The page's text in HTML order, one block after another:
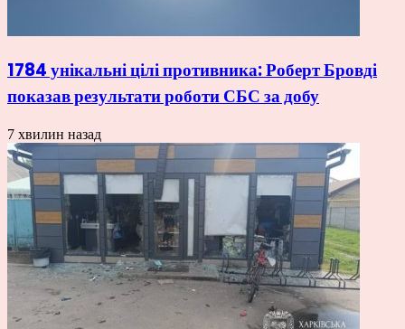
1784 унікальні цілі противника: Роберт Бровді
показав результати роботи СБС за добу
7 хвилин назад